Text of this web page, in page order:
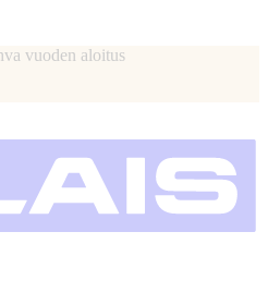
vuoden aloitus